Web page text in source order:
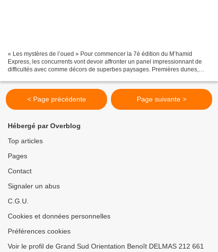
« Les mystères de l’oued » Pour commencer la 7è édition du M’hamid
Express, les concurrents vont devoir affronter un panel impressionnant de
difficultés avec comme décors de superbes paysages. Premières dunes,
< Page précédente Page suivante >
Hébergé par Overblog
Top articles
Pages
Contact
Signaler un abus
C.G.U.
Cookies et données personnelles
Préférences cookies
Voir le profil de Grand Sud Orientation Benoît DELMAS 212 661